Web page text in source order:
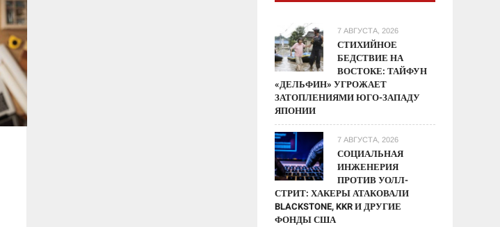
7 АВГУСТА, 2026
СТИХИЙНОЕ
БЕДСТВИЕ НА
ВОСТОКЕ: ТАЙФУН
«ДЕЛЬФИН» УГРОЖАЕТ
ЗАТОПЛЕНИЯМИ ЮГО-ЗАПАДУ
ЯПОНИИ
7 АВГУСТА, 2026
СОЦИАЛЬНАЯ
ИНЖЕНЕРИЯ
ПРОТИВ УОЛЛ-
СТРИТ: ХАКЕРЫ АТАКОВАЛИ
BLACKSTONE, KKR И ДРУГИЕ
ФОНДЫ США